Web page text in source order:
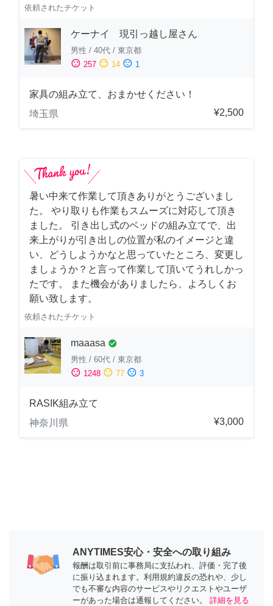
依頼されたチケット
ケーナイ 現引っ越し屋さん
男性 / 40代 / 東京都
sentiment_satisfied 257 sentiment_neutral 14 sentiment_dissatisfied 1
家具の組み立て、おまかせください！
埼玉県
¥2,500
暑い中来て作業して頂きありがとうございまし
た。 やり取りも作業もスムーズに対応して頂き
ました。 引き出し式のベッドの組み立てで、出
来上がりが引き出しの位置が私のイメージと違
い、どうしようかなと思っていたところ、変更し
ましょうか？と言って作業して頂いてうれしかっ
たです。 また機会がありましたら、よろしくお
願い致します。
依頼されたチケット
maaasa check_circle
男性 / 60代 / 東京都
sentiment_satisfied 1248 sentiment_neutral 77 sentiment_dissatisfied 3
RASIK組み立て
神奈川県
¥3,000
ANYTIMES安心・安全への取り組み
報酬は取引前に事務局に支払われ、評価・完了後
に振り込まれます。利用規約違反の恐れや、少し
でも不審な内容のサービスやリクエストやユーザ
ーがあった場合は通報してください。
詳細を見る